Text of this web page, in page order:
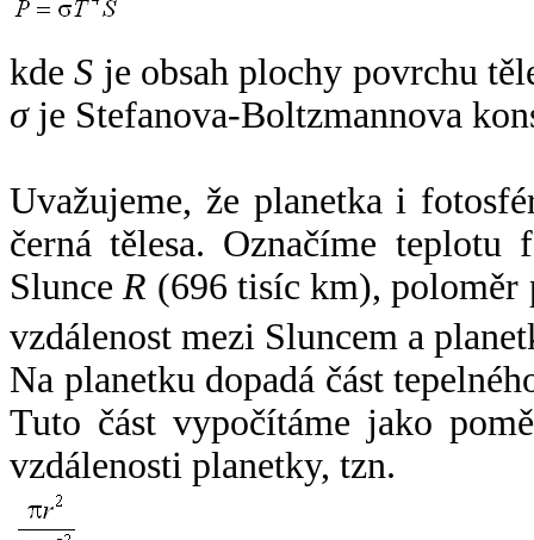
kdeS je obsah plochy povrchu
σje Stefanova-Boltzmannova
Uvažujeme, že planetka i
černá tělesa. Označíme
SlunceR (696 tisíc km),
vzdálenost mezi Sluncem a
Na planetku dopadá část
Tuto část vypočítáme jako
vzdálenosti planetky, tzn.